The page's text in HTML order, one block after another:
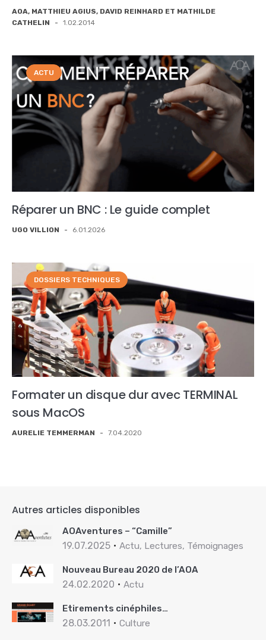
AOA, MATTHIEU AGIUS, DAVID REINHARD ET MATHILDE
CATHELIN
- 1.02.2014
ACTU
Réparer un BNC : Le guide complet
UGO VILLION - 6.01.2026
DOSSIERS TECHNIQUES
Formater un disque dur avec TERMINAL
sous MacOS
AURELIE TEMMERMAN - 7.04.2020
Autres articles disponibles
AOAventures – “Camille”
19.07.2025 Actu, Lectures, Témoignages
Nouveau Bureau 2020 de l’AOA
24.02.2020 Actu
Etirements cinéphiles…
28.03.2011 Culture